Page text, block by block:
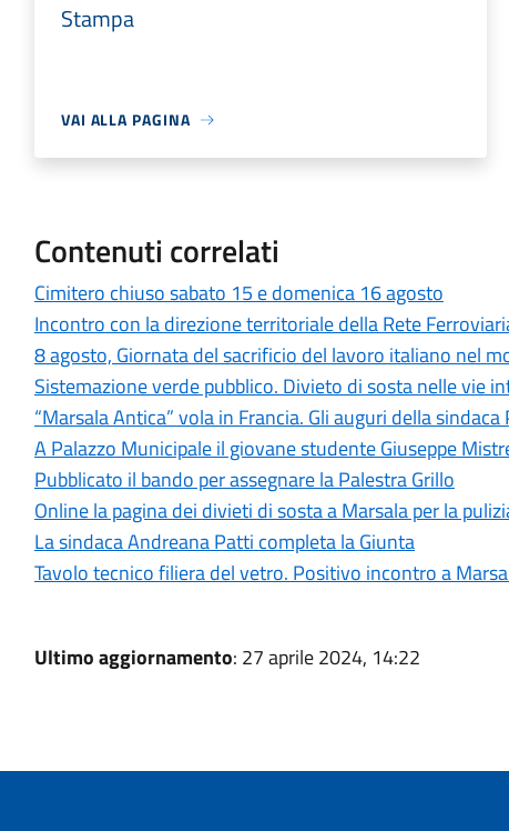
Stampa
VAI ALLA PAGINA
Contenuti correlati
Cimitero chiuso sabato 15 e domenica 16 agosto
Incontro con la direzione territoriale della Rete
8 agosto, Giornata del sacrificio del lavoro italiano nel
Sistemazione verde pubblico. Divieto di sosta nelle vie
“Marsala Antica” vola in Francia. Gli auguri della sindaca
A Palazzo Municipale il giovane studente Giuseppe
Pubblicato il bando per assegnare la Palestra Grillo
Online la pagina dei divieti di sosta a Marsala per la
La sindaca Andreana Patti completa la Giunta
Tavolo tecnico filiera del vetro. Positivo incontro a
Ultimo aggiornamento: 27 aprile 2024, 14:22